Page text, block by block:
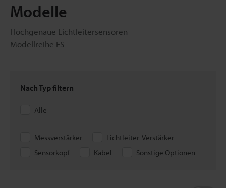
Modelle
Hochgenaue Lichtleitersensoren
Modellreihe FS
Nach Typ filtern
Alle
Messverstärker
Lichtleiter-Verstärker
Sensorkopf
Kabel Sonstige Optionen